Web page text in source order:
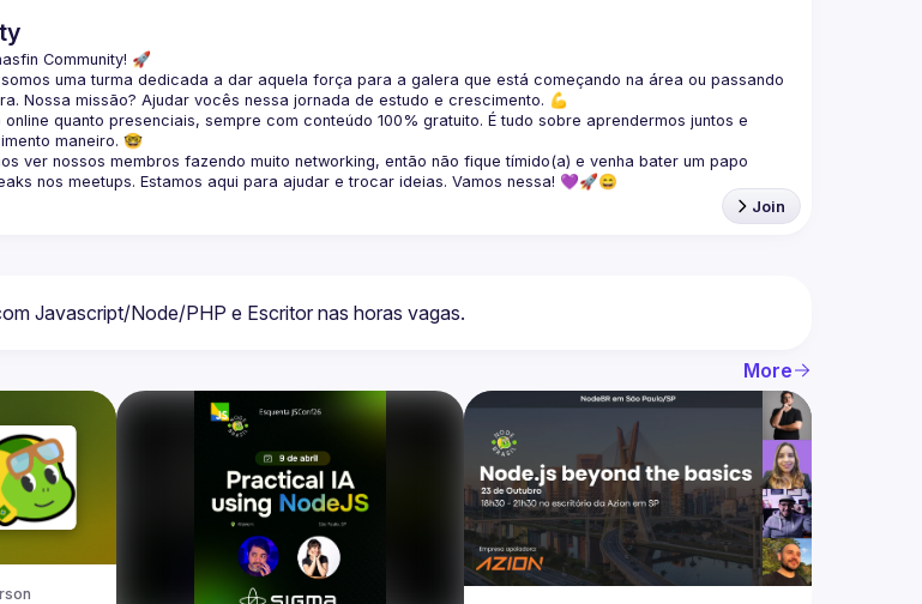
Community! 🚀
somos uma turma dedicada a dar aquela força para a galera que está começando na área ou passando
. Nossa missão? Ajudar vocês nessa jornada de estudo e crescimento. 💪
online quanto presenciais, sempre com conteúdo 100% gratuito. É tudo sobre aprendermos juntos e
maneiro. 🤓
ver nossos membros fazendo muito networking, então não fique tímido(a) e venha bater um papo
nos meetups. Estamos aqui para ajudar e trocar ideias. Vamos nessa! 💜🚀😄
Join
More